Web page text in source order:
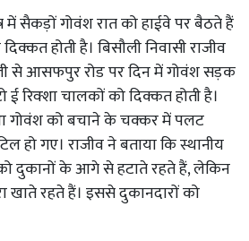
में सैकड़ों गोवंश रात को हाईवे पर बैठते हैं
होती है। बिसौली निवासी राजीव
से आसफपुर रोड पर दिन में गोवंश सड़क
रिक्शा चालकों को दिक्कत होती है।
गोवंश को बचाने के चक्कर में पलट
हो गए। राजीव ने बताया कि स्थानीय
दुकानों के आगे से हटाते रहते हैं, लेकिन
खाते रहते हैं। इससे दुकानदारों को